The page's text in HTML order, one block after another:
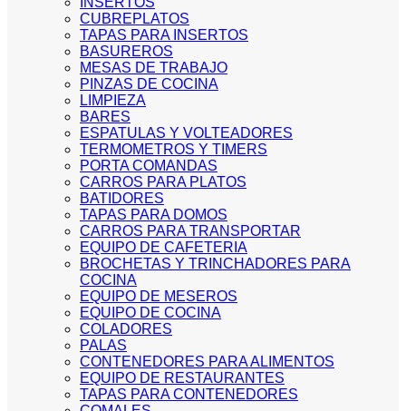
CUBREPLATOS
TAPAS PARA INSERTOS
BASUREROS
MESAS DE TRABAJO
PINZAS DE COCINA
LIMPIEZA
BARES
ESPATULAS Y VOLTEADORES
TERMOMETROS Y TIMERS
PORTA COMANDAS
CARROS PARA PLATOS
BATIDORES
TAPAS PARA DOMOS
CARROS PARA TRANSPORTAR
EQUIPO DE CAFETERIA
BROCHETAS Y TRINCHADORES PARA
COCINA
EQUIPO DE MESEROS
EQUIPO DE COCINA
COLADORES
PALAS
CONTENEDORES PARA ALIMENTOS
EQUIPO DE RESTAURANTES
TAPAS PARA CONTENEDORES